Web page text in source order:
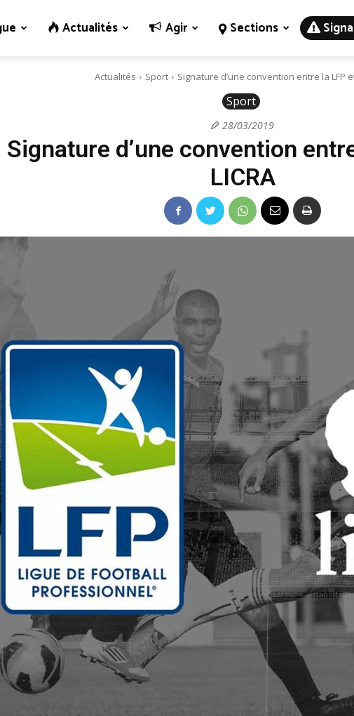
Actualités Agir Sections
Actualités Sport Signature d’une convention entre la LFP
Sport
28/03/2019
Signature d’une convention
LICRA